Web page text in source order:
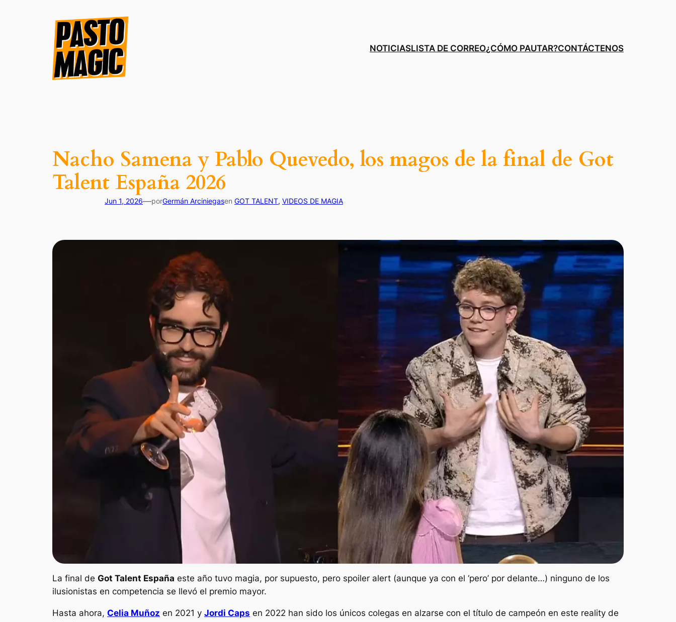
NOTICIASLISTA DE CORREO¿CÓMO PAUTAR?CONTÁCTENOS
Nacho Samena y Pablo Quevedo, los magos de la final de Got
Talent España 2026
Jun 1, 2026—porGermán Arciniegasen GOT TALENT, VIDEOS DE MAGIA
La final de Got Talent España este año tuvo magia, por supuesto, pero spoiler alert (aunque ya con el ‘pero’ por delante…) ninguno de los
ilusionistas en competencia se llevó el premio mayor.
Hasta ahora, Celia Muñoz en 2021 y Jordi Caps en 2022 han sido los únicos colegas en alzarse con el título de campeón en este reality de